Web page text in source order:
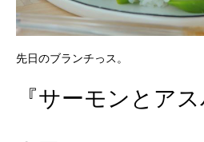
先日のブランチっス。
『サーモンとア